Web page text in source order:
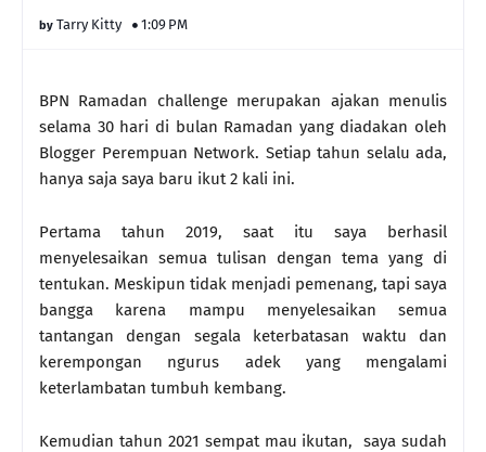
Tarry Kitty 1:09 PM
BPN Ramadan challenge merupakan ajakan menulis
selama 30 hari di bulan Ramadan yang diadakan oleh
Blogger Perempuan Network. Setiap tahun selalu ada,
hanya saja saya baru ikut 2 kali ini.
Pertama tahun 2019, saat itu saya berhasil
menyelesaikan semua tulisan dengan tema yang di
tentukan. Meskipun tidak menjadi pemenang, tapi saya
bangga karena mampu menyelesaikan semua
tantangan dengan segala keterbatasan waktu dan
kerempongan ngurus adek yang mengalami
keterlambatan tumbuh kembang.
Kemudian tahun 2021 sempat mau ikutan, saya sudah